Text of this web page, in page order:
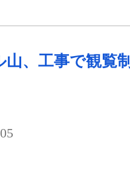
山、工事で観覧制